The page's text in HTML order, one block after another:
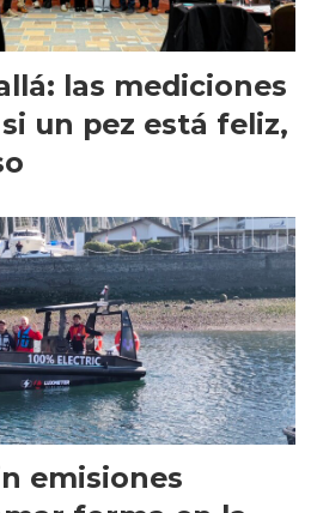
las mediciones
un pez está feliz,
emisiones